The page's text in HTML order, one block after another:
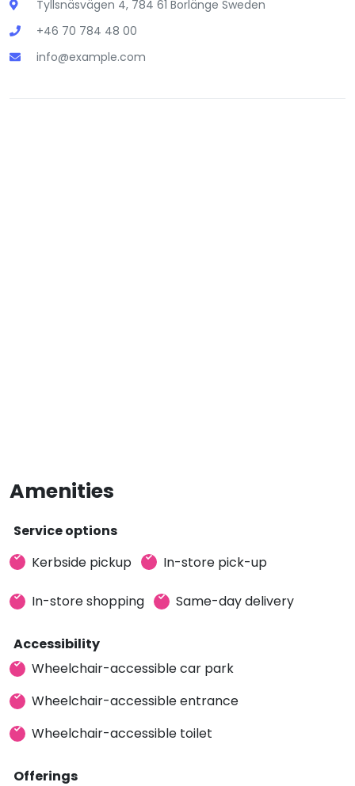
Tyllsnäsvägen 4, 784 61 Borlänge Sweden
+46 70 784 48 00
info@example.com
Amenities
Service options
Kerbside pickup
In-store pick-up
In-store shopping Same-day delivery
Accessibility
Wheelchair-accessible car park
Wheelchair-accessible entrance
Wheelchair-accessible toilet
Offerings